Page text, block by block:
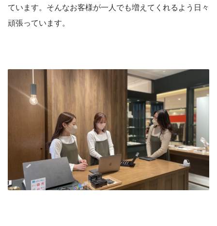
ています。そんなお客様が一人でも増えてくれるよう日々
頑張っています。